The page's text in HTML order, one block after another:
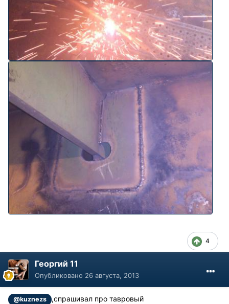
4
Георгий 11
Опубликовано 26 августа, 2013
@kuznezs ,спрашивал про тавровый